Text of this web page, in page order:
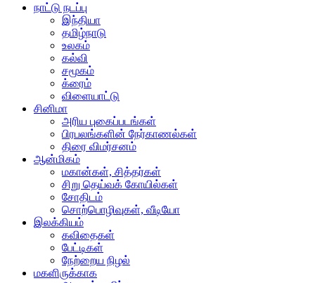
நாட்டு நடப்பு
இந்தியா
தமிழ்நாடு
உலகம்
கல்வி
சமூகம்
க்ரைம்
விளையாட்டு
சினிமா
அரிய புகைப்படங்கள்
பிரபலங்களின் நேர்காணல்கள்
திரை விமர்சனம்
ஆன்மிகம்
மகான்கள், சித்தர்கள்
சிறு தெய்வக் கோயில்கள்
சோதிடம்
சொற்பொழிவுகள், வீடியோ
இலக்கியம்
கவிதைகள்
பேட்டிகள்
நேற்றைய நிழல்
மகளிருக்காக